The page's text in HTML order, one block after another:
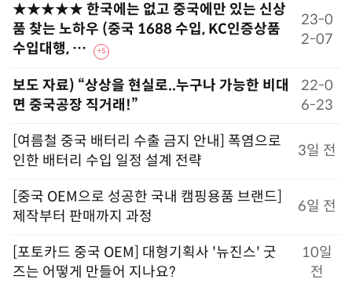
★★★★★ 한국에는 없고 중국에만 있는 신상
품 찾는 노하우 (중국 1688 수입, KC인증상품
수입대행, …
+5
23-0
2-07
보도 자료) “상상을 현실로..누구나 가능한 비대
면 중국공장 직거래!”
22-0
6-23
[여름철 중국 배터리 수출 금지 안내] 폭염으로
인한 배터리 수입 일정 설계 전략
3일 전
[중국 OEM으로 성공한 국내 캠핑용품 브랜드]
제작부터 판매까지 과정
6일 전
[포토카드 중국 OEM] 대형기획사 '뉴진스' 굿
즈는 어떻게 만들어 지나요?
10일
전